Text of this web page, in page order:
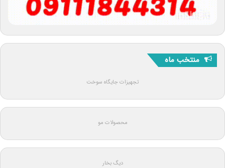
منتخب ماه
تجهیزات جایگاه سوخت
محصولات مو
دیگ بخار